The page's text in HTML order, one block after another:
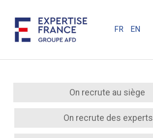
FR EN
On recrute au siège
On recrute des experts